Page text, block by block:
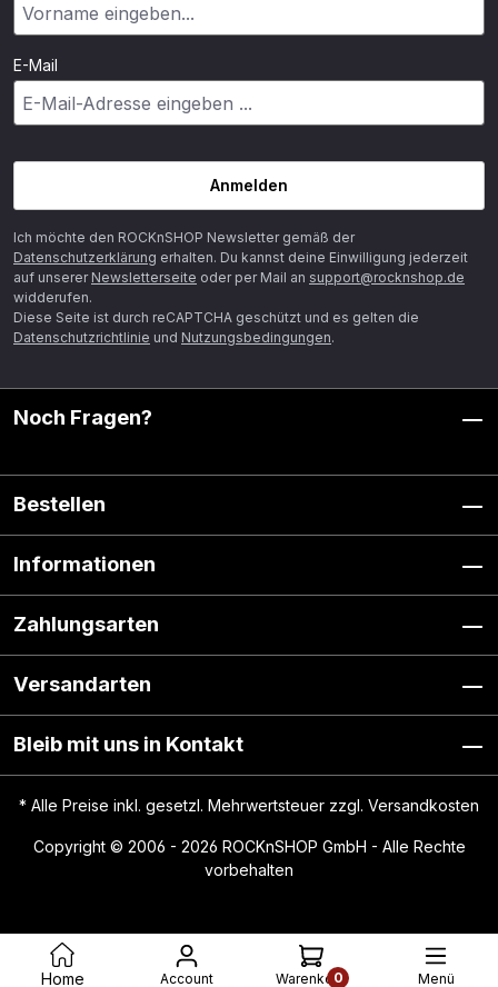
E-Mail
Anmelden
Ich möchte den ROCKnSHOP Newsletter gemäß der
Datenschutzerklärung erhalten. Du kannst deine Einwilligung jederzeit
auf unserer Newsletterseite oder per Mail an support@rocknshop.de
widderufen.
Diese Seite ist durch reCAPTCHA geschützt und es gelten die
Datenschutzrichtlinie und Nutzungsbedingungen.
Noch Fragen?
Bestellen
Informationen
Zahlungsarten
Versandarten
Bleib mit uns in Kontakt
* Alle Preise inkl. gesetzl. Mehrwertsteuer zzgl. Versandkosten
Copyright © 2006 - 2026 ROCKnSHOP GmbH - Alle Rechte
vorbehalten
Home Account 0
Warenkorb Menü